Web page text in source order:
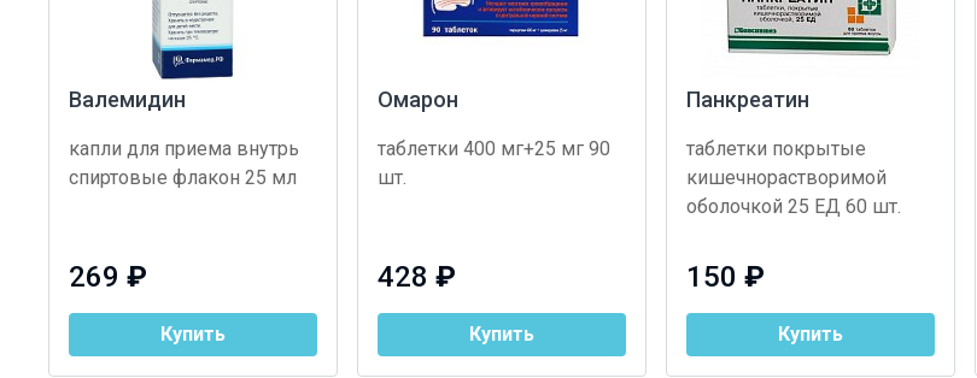
Валемидин
капли для приема внутрь
спиртовые флакон 25 мл
269 ₽
Купить
Омарон
таблетки 400 мг+25 мг 90
шт.
428 ₽
Купить
Панкреатин
таблетки покрытые
кишечнорастворимой
оболочкой 25 ЕД 60 шт.
150 ₽
Купить